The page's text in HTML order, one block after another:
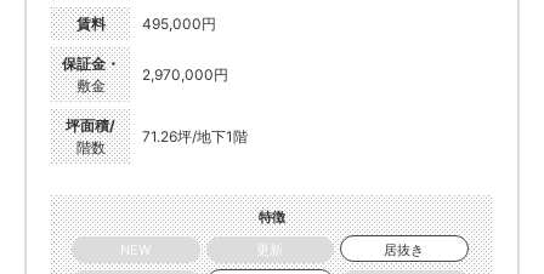
賃料 495,000円
保証金・
敷金
2,970,000円
坪面積/
階数
71.26坪/地下1階
特徴
NEW
更新
居抜き